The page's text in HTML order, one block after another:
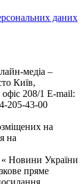
даних
медіа –
Київ,
208/1 E-mail:
205-43-00
на
на
« Новини України
пряме
.